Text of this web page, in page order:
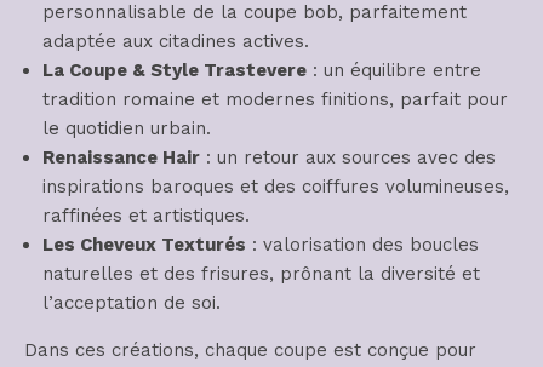
personnalisable de la coupe bob, parfaitement
adaptée aux citadines actives.
La Coupe & Style Trastevere : un équilibre entre
tradition romaine et modernes finitions, parfait pour
le quotidien urbain.
Renaissance Hair : un retour aux sources avec des
inspirations baroques et des coiffures volumineuses,
raffinées et artistiques.
Les Cheveux Texturés : valorisation des boucles
naturelles et des frisures, prônant la diversité et
l’acceptation de soi.
Dans ces créations, chaque coupe est conçue pour